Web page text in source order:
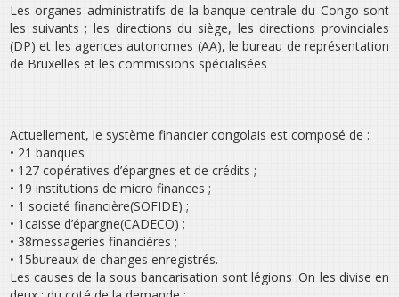
Les organes administratifs de la banque centrale du Congo sont
les suivants ; les directions du siège, les directions provinciales
(DP) et les agences autonomes (AA), le bureau de représentation
de Bruxelles et les commissions spécialisées
Actuellement, le système financier congolais est composé de :
• 21 banques
• 127 copératives d’épargnes et de crédits ;
• 19 institutions de micro finances ;
• 1 societé financière(SOFIDE) ;
• 1caisse d’épargne(CADECO) ;
• 38messageries financières ;
• 15bureaux de changes enregistrés.
Les causes de la sous bancarisation sont légions .On les divise en